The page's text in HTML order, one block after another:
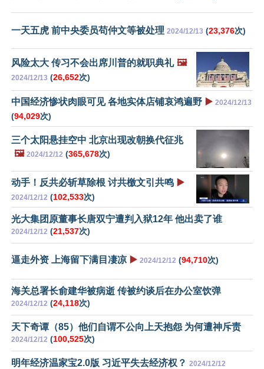
一天五虎 前中央委员苟仲文等被处理 2024/12/13 (23,376次)
风险太大 传习不会出席川普的就职典礼 🖼️
2024/12/13 (26,652次)
中国经济惨状肉眼可见 各地实体店铺哀鸿遍野 ▶️ 2024/12/13
(94,029次)
三个太阳悬挂空中 北京出现改朝换代征兆
🖼️ 2024/12/12 (365,678次)
动手！反共必斩草除根 讨共檄文引共鸣 ▶️
2024/12/12 (102,533次)
光大集团原董事长唐双宁遭判入狱12年 他出卖了谁
2024/12/12 (21,537次)
逼走外资 上海留下满目凄凉 ▶️ 2024/12/12 (94,710次)
海关总署长俞建华被病逝 传被约谈后在办公室饮弹
2024/12/12 (24,118次)
天下奇谭（85）他们自谓不公向上天抱怨 为何遭神斥责
2024/12/12 (100,525次)
明年经济温家宝2.0版 习近平失去经济权？ 2024/12/12